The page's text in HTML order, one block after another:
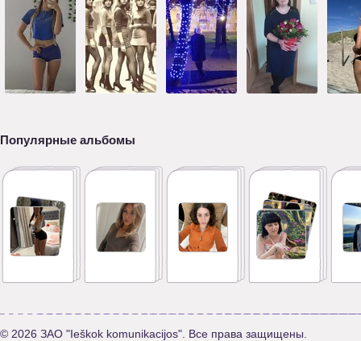
Популярные альбомы
© 2026 ЗАО "Ieškok komunikacijos". Все права защищены.